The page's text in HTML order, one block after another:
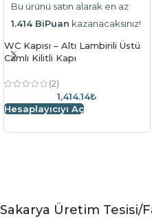
Bu ürünü satın alarak en az
1.414 BiPuan kazanacaksınız!
WC Kapısı – Altı Lambirili Üstü
Camlı Kilitli Kapı
(2)
1,414.14₺
Hesaplayıcıyı Aç
Sakarya Üretim Tesisi/